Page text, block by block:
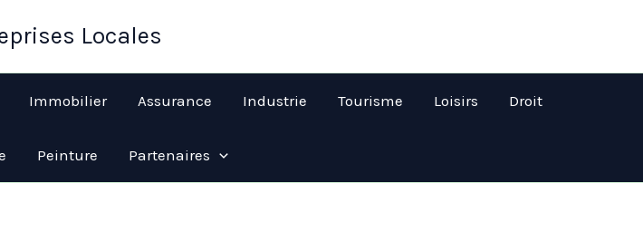
Locales
Immobilier Assurance Industrie Tourisme Loisirs Droit
Peinture Partenaires